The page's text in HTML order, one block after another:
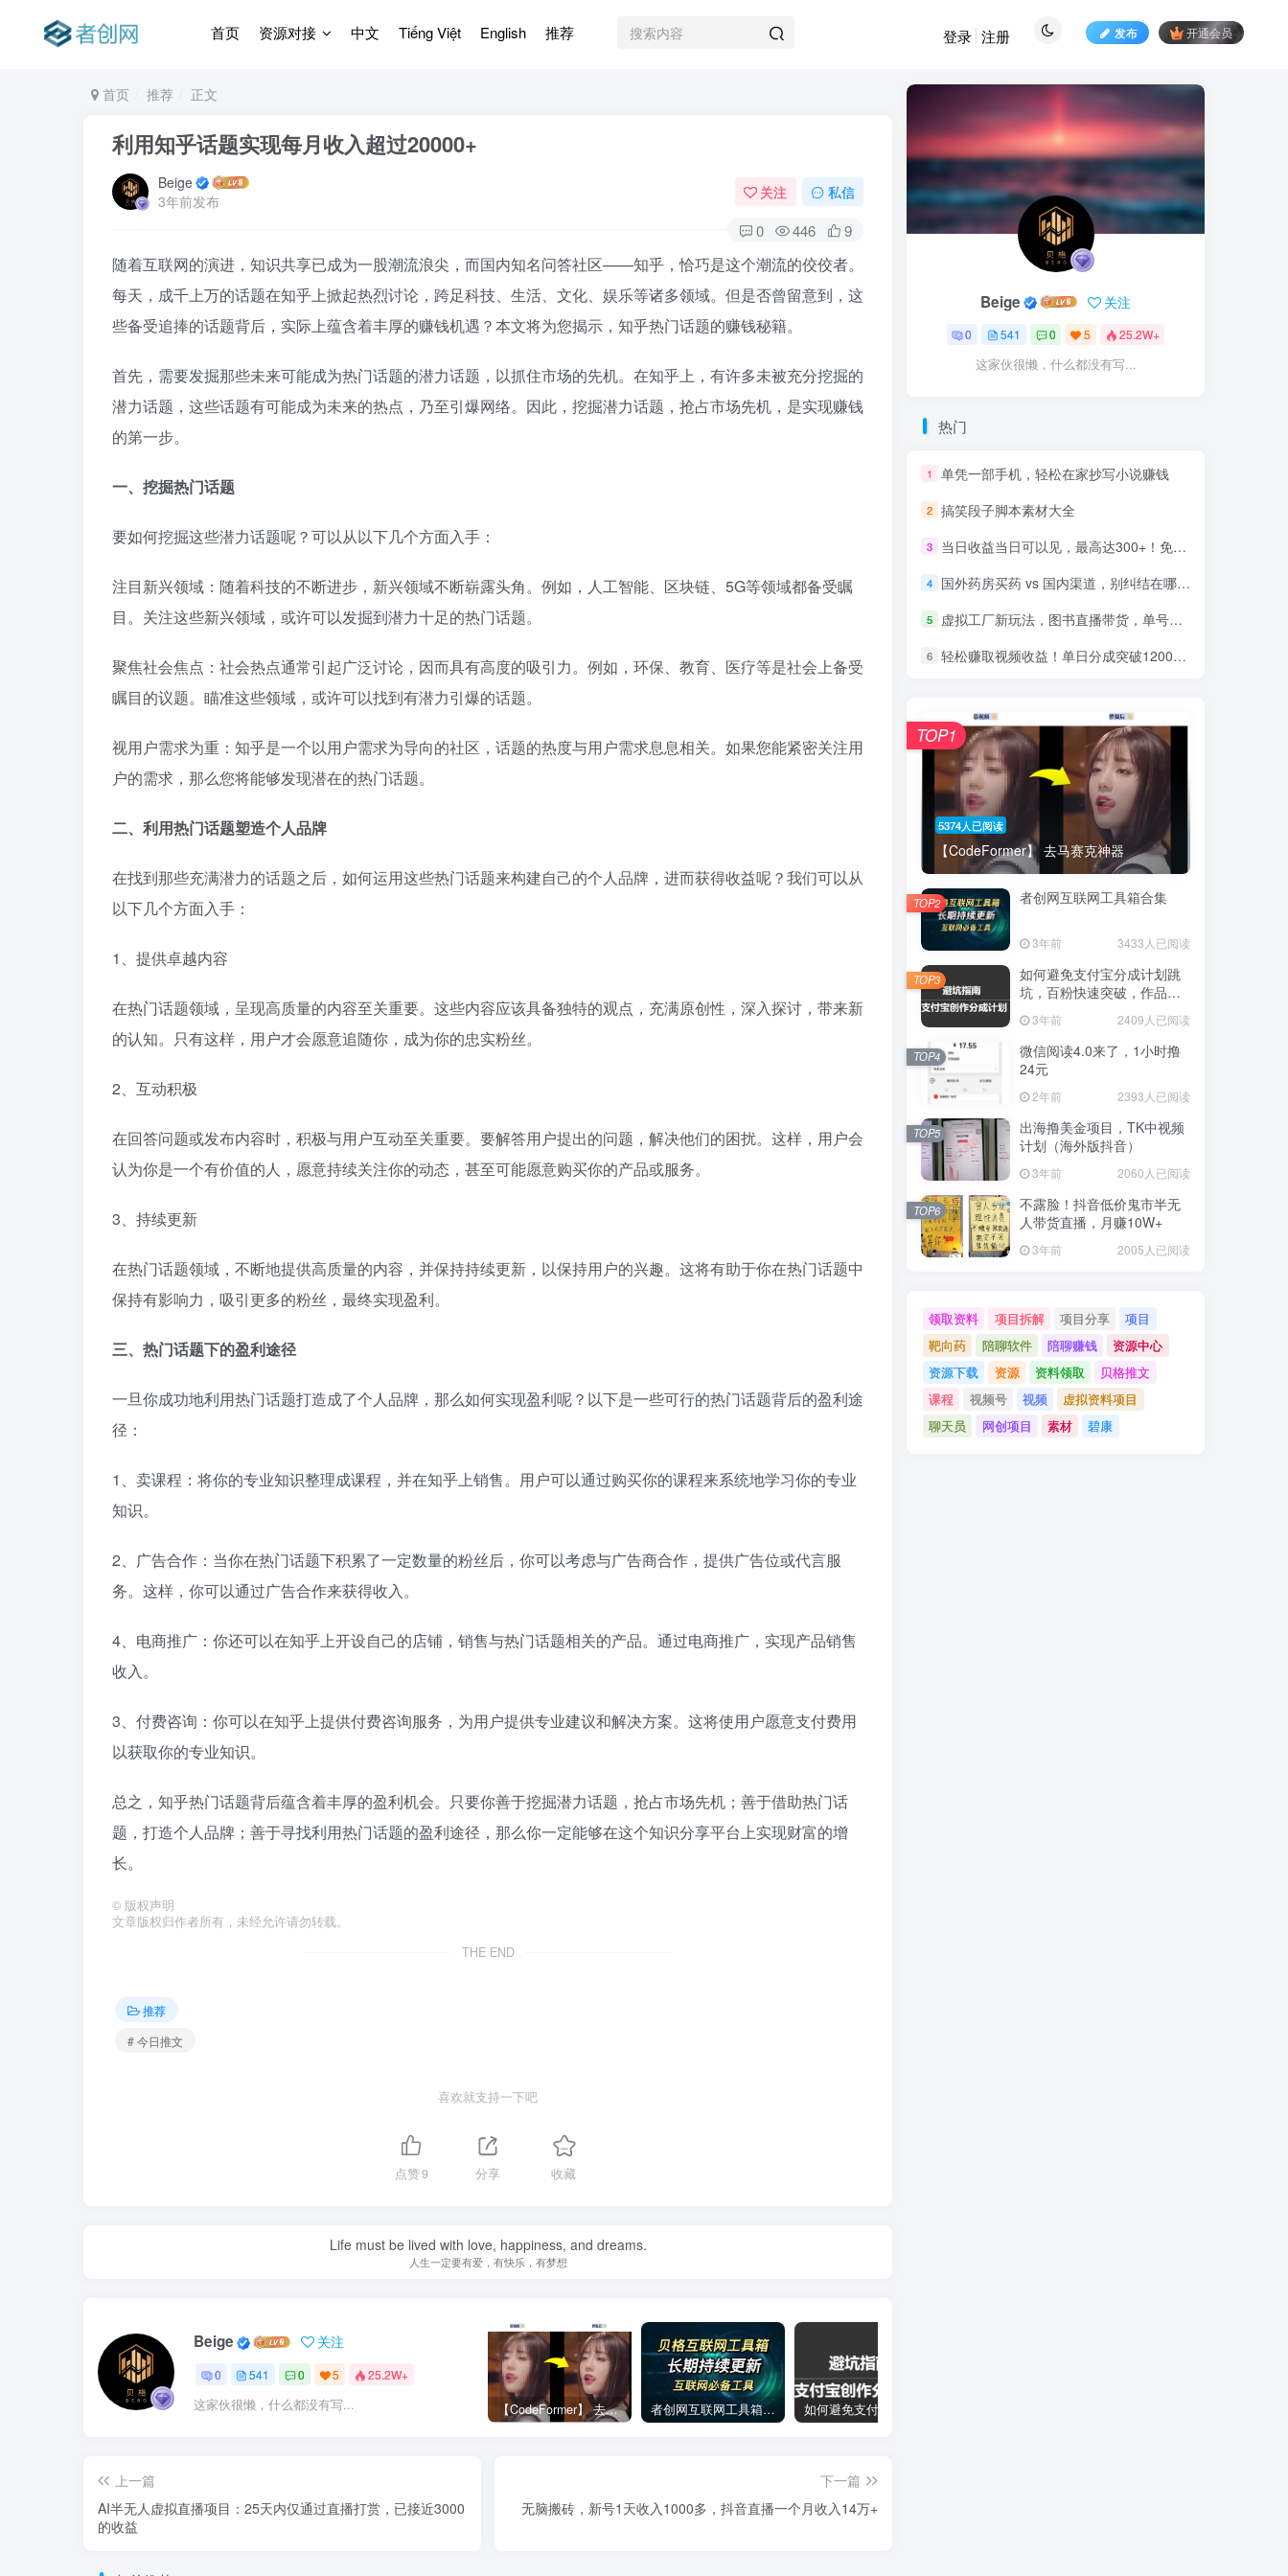
首页 资源对接 中文 Tiếng Việt English 推荐 发布 开通会员
登录 注册
首页 推荐 正文
利用知乎话题实现每月收入超过20000+
Beige
3年前发布
关注 私信
0 446 9
随着互联网的演进，知识共享已成为一股潮流浪尖，而国内知名问答社区——知乎，恰巧是这个潮流的佼佼者。
每天，成千上万的话题在知乎上掀起热烈讨论，跨足科技、生活、文化、娱乐等诸多领域。但是否曾留意到，这
些备受追捧的话题背后，实际上蕴含着丰厚的赚钱机遇？本文将为您揭示，知乎热门话题的赚钱秘籍。
首先，需要发掘那些未来可能成为热门话题的潜力话题，以抓住市场的先机。在知乎上，有许多未被充分挖掘的
潜力话题，这些话题有可能成为未来的热点，乃至引爆网络。因此，挖掘潜力话题，抢占市场先机，是实现赚钱
的第一步。
一、挖掘热门话题
要如何挖掘这些潜力话题呢？可以从以下几个方面入手：
注目新兴领域：随着科技的不断进步，新兴领域不断崭露头角。例如，人工智能、区块链、5G等领域都备受瞩
目。关注这些新兴领域，或许可以发掘到潜力十足的热门话题。
聚焦社会焦点：社会热点通常引起广泛讨论，因而具有高度的吸引力。例如，环保、教育、医疗等是社会上备受
瞩目的议题。瞄准这些领域，或许可以找到有潜力引爆的话题。
视用户需求为重：知乎是一个以用户需求为导向的社区，话题的热度与用户需求息息相关。如果您能紧密关注用
户的需求，那么您将能够发现潜在的热门话题。
二、利用热门话题塑造个人品牌
在找到那些充满潜力的话题之后，如何运用这些热门话题来构建自己的个人品牌，进而获得收益呢？我们可以从
以下几个方面入手：
1、提供卓越内容
在热门话题领域，呈现高质量的内容至关重要。这些内容应该具备独特的观点，充满原创性，深入探讨，带来新
的认知。只有这样，用户才会愿意追随你，成为你的忠实粉丝。
2、互动积极
在回答问题或发布内容时，积极与用户互动至关重要。要解答用户提出的问题，解决他们的困扰。这样，用户会
认为你是一个有价值的人，愿意持续关注你的动态，甚至可能愿意购买你的产品或服务。
3、持续更新
在热门话题领域，不断地提供高质量的内容，并保持持续更新，以保持用户的兴趣。这将有助于你在热门话题中
保持有影响力，吸引更多的粉丝，最终实现盈利。
三、热门话题下的盈利途径
一旦你成功地利用热门话题打造成了个人品牌，那么如何实现盈利呢？以下是一些可行的热门话题背后的盈利途
径：
1、卖课程：将你的专业知识整理成课程，并在知乎上销售。用户可以通过购买你的课程来系统地学习你的专业
知识。
2、广告合作：当你在热门话题下积累了一定数量的粉丝后，你可以考虑与广告商合作，提供广告位或代言服
务。这样，你可以通过广告合作来获得收入。
4、电商推广：你还可以在知乎上开设自己的店铺，销售与热门话题相关的产品。通过电商推广，实现产品销售
收入。
3、付费咨询：你可以在知乎上提供付费咨询服务，为用户提供专业建议和解决方案。这将使用户愿意支付费用
以获取你的专业知识。
总之，知乎热门话题背后蕴含着丰厚的盈利机会。只要你善于挖掘潜力话题，抢占市场先机；善于借助热门话
题，打造个人品牌；善于寻找利用热门话题的盈利途径，那么你一定能够在这个知识分享平台上实现财富的增
长。
© 版权声明
文章版权归作者所有，未经允许请勿转载。
THE END
推荐
# 今日推文
喜欢就支持一下吧
点赞9 分享 收藏
Life must be lived with love, happiness, and dreams.
人生一定要有爱，有快乐，有梦想
Beige 关注
0 541 0 5 25.2W+
这家伙很懒，什么都没有写... 【CodeFormer】 去马赛克神器 者创网互联网工具箱合集
上一篇
AI半无人虚拟直播项目：25天内仅通过直播打赏，已接近3000
的收益
下一篇
无脑搬砖，新号1天收入1000多，抖音直播一个月收入14万+
Beige 关注
0 541 0 5 25.2W+
这家伙很懒，什么都没有写...
热门
1 单凭一部手机，轻松在家抄写小说赚钱
2 搞笑段子脚本素材大全
3 当日收益当日可以见，最高达300+！免费分享项目玩法
4 国外药房买药 vs 国内渠道，别纠结在哪买，能查到 “这个码” 才靠谱
5 虚拟工厂新玩法，图书直播带货，单号月入过万
6 轻松赚取视频收益！单日分成突破1200，你也可以！
5374人已阅读
【CodeFormer】 去马赛克神器
TOP1
者创网互联网工具箱合集
3年前 3433人已阅读
TOP2
如何避免支付宝分成计划跳
坑，百粉快速突破，作品要
3年前 2409人已阅读
TOP3
微信阅读4.0来了，1小时撸
24元
2年前 2393人已阅读
TOP4
出海撸美金项目，TK中视频
计划（海外版抖音）
3年前 2060人已阅读
TOP5
不露脸！抖音低价鬼市半无
人带货直播，月赚10W+
3年前 2005人已阅读
TOP6
领取资料 项目拆解 项目分享
项目
靶向药
陪聊软件 陪聊赚钱
资源中心
资源下载
资源 资料领取
贝格推文
课程
视频号 视频
虚拟资料项目
聊天员
网创项目 素材 碧康